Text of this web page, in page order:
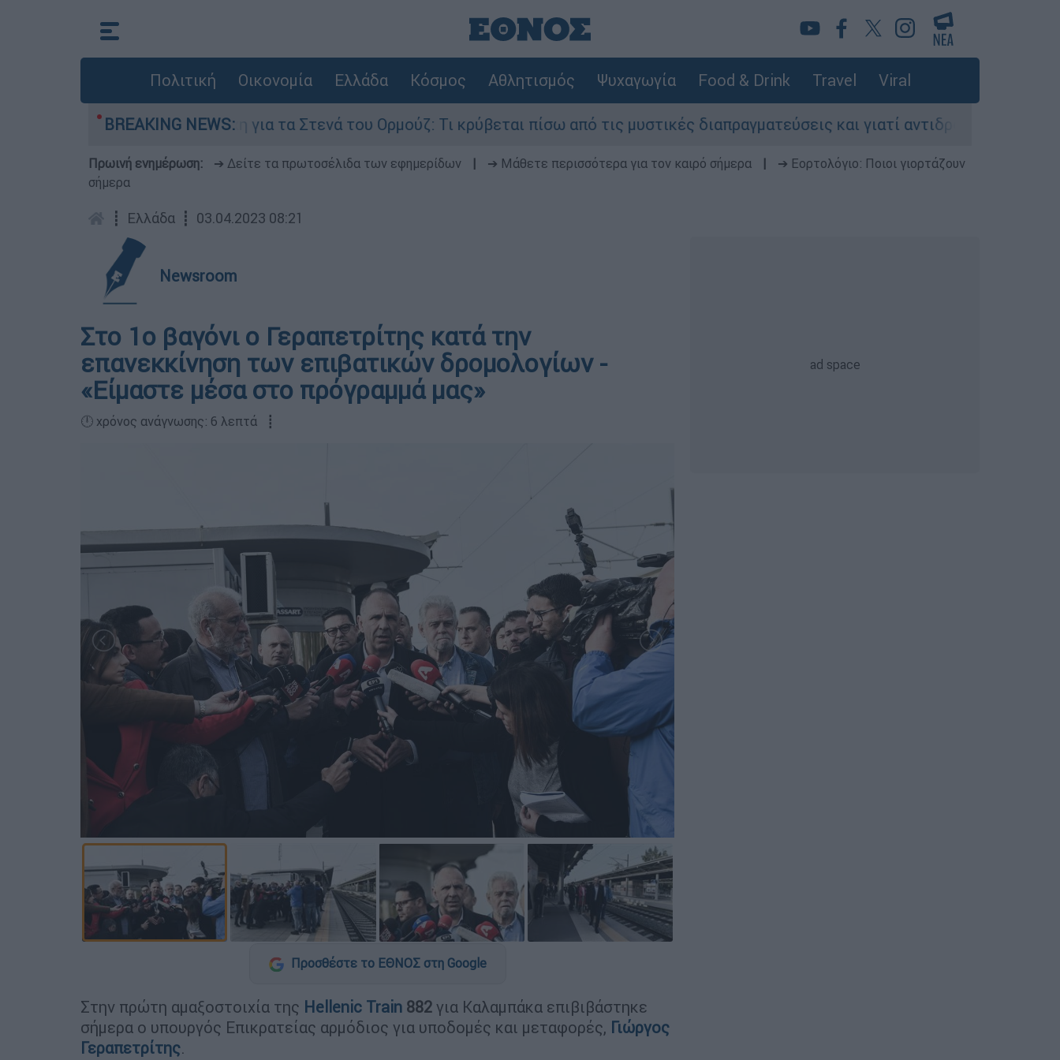
Πολιτική Οικονομία Ελλάδα Κόσμος Αθλητισμός Ψυχαγωγία Food & Drink Travel Viral
BREAKING NEWS:
Η μάχη για τα Στενά του Ορμούζ: Τι κρύβεται πίσω από τις μυστικές διαπραγματεύσεις και γιατί αντιδρούν οι ΗΠΑ
Πρωινή ενημέρωση: ➔ Δείτε τα πρωτοσέλιδα των εφημερίδων ➔ Μάθετε περισσότερα για τον καιρό σήμερα
➔ Εορτολόγιο: Ποιοι γιορτάζουν
σήμερα
┋ Ελλάδα ┋ 03.04.2023 08:21
Newsroom
Στο 1ο βαγόνι ο Γεραπετρίτης κατά την
επανεκκίνηση των επιβατικών δρομολογίων -
«Είμαστε μέσα στο πρόγραμμά μας»
🕛 χρόνος ανάγνωσης: 6 λεπτά ┋
Προσθέστε το ΕΘΝΟΣ στη Google
Στην πρώτη αμαξοστοιχία της Hellenic Train 882 για Καλαμπάκα επιβιβάστηκε
σήμερα ο υπουργός Επικρατείας αρμόδιος για υποδομές και μεταφορές, Γιώργος
Γεραπετρίτης.